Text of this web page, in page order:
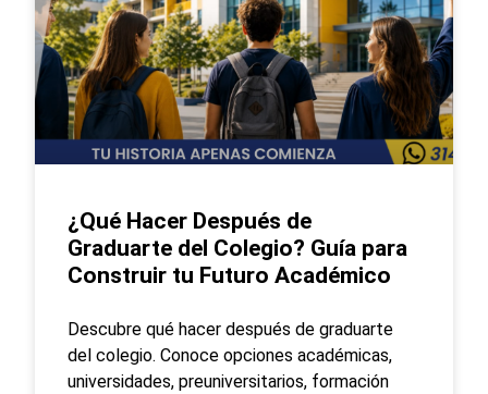
¿Qué Hacer Después de
Graduarte del Colegio? Guía para
Construir tu Futuro Académico
Descubre qué hacer después de graduarte
del colegio. Conoce opciones académicas,
universidades, preuniversitarios, formación